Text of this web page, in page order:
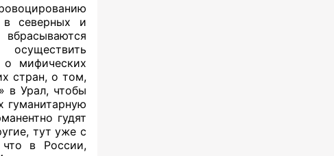
в северных и
мифических
стран, о том,
в Урал, чтобы
гуманитарную
гудят
тут уже с
в России,